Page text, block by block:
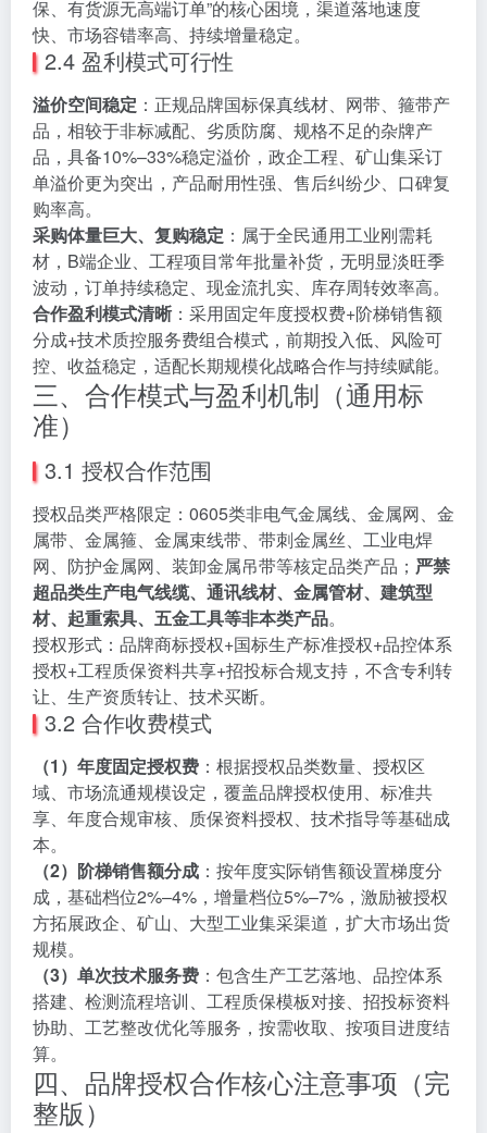
保、有货源无高端订单”的核心困境，渠道落地速度
快、市场容错率高、持续增量稳定。
2.4 盈利模式可行性
溢价空间稳定 ：正规品牌国标保真线材、网带、箍带产
品，相较于非标减配、劣质防腐、规格不足的杂牌产
品，具备10%–33%稳定溢价，政企工程、矿山集采订
单溢价更为突出，产品耐用性强、售后纠纷少、口碑复
购率高。
采购体量巨大、复购稳定 ：属于全民通用工业刚需耗
材，B端企业、工程项目常年批量补货，无明显淡旺季
波动，订单持续稳定、现金流扎实、库存周转效率高。
合作盈利模式清晰 ：采用固定年度授权费+阶梯销售额
分成+技术质控服务费组合模式，前期投入低、风险可
控、收益稳定，适配长期规模化战略合作与持续赋能。
三、合作模式与盈利机制（通用标
准）
3.1 授权合作范围
授权品类严格限定：0605类非电气金属线、金属网、金
属带、金属箍、金属束线带、带刺金属丝、工业电焊
网、防护金属网、装卸金属吊带等核定品类产品； 严禁
超品类生产电气线缆、通讯线材、金属管材、建筑型
材、起重索具、五金工具等非本类产品。
授权形式：品牌商标授权+国标生产标准授权+品控体系
授权+工程质保资料共享+招投标合规支持，不含专利转
让、生产资质转让、技术买断。
3.2 合作收费模式
（1）年度固定授权费 ：根据授权品类数量、授权区
域、市场流通规模设定，覆盖品牌授权使用、标准共
享、年度合规审核、质保资料授权、技术指导等基础成
本。
（2）阶梯销售额分成 ：按年度实际销售额设置梯度分
成，基础档位2%–4%，增量档位5%–7%，激励被授权
方拓展政企、矿山、大型工业集采渠道，扩大市场出货
规模。
（3）单次技术服务费 ：包含生产工艺落地、品控体系
搭建、检测流程培训、工程质保模板对接、招投标资料
协助、工艺整改优化等服务，按需收取、按项目进度结
算。
四、品牌授权合作核心注意事项（完
整版）